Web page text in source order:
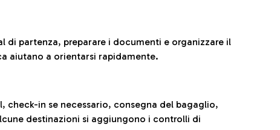
partenza, preparare i documenti e organizzare il
aiutano a orientarsi rapidamente.
in se necessario, consegna del bagaglio,
destinazioni si aggiungono i controlli di